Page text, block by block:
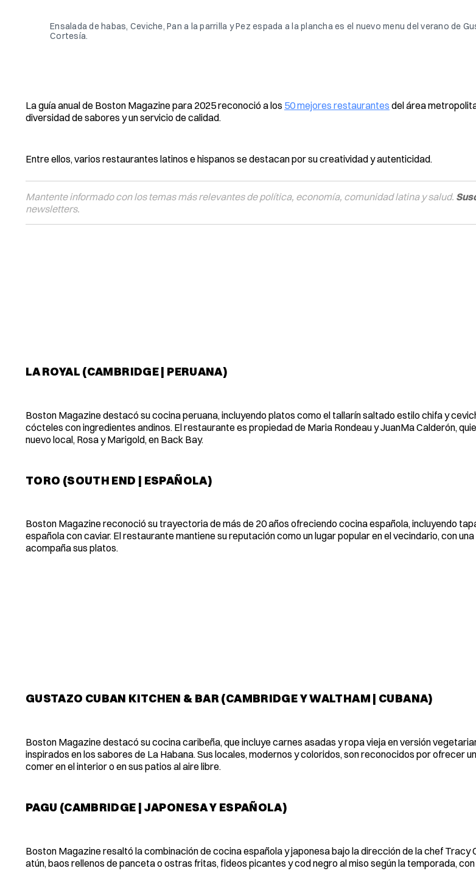
Ensalada de habas, Ceviche, Pan a la parrilla y Pez espada a la plancha es el nuevo menu del verano de
Cortesía.
La guía anual de Boston Magazine para 2025 reconoció a los 50 mejores restaurantes del área
diversidad de sabores y un servicio de calidad.
Entre ellos, varios restaurantes latinos e hispanos se destacan por su creatividad y autenticidad.
Mantente informado con los temas más relevantes de política, economía, comunidad latina y salud.
newsletters.
LA ROYAL (CAMBRIDGE | PERUANA)
Boston Magazine destacó su cocina peruana, incluyendo platos como el tallarín saltado estilo chifa y
cócteles con ingredientes andinos. El restaurante es propiedad de Maria Rondeau y JuanMa Calderón,
nuevo local, Rosa y Marigold, en Back Bay.
TORO (SOUTH END | ESPAÑOLA)
Boston Magazine reconoció su trayectoria de más de 20 años ofreciendo cocina española, incluyendo
española con caviar. El restaurante mantiene su reputación como un lugar popular en el vecindario, con
acompaña sus platos.
GUSTAZO CUBAN KITCHEN & BAR (CAMBRIDGE Y WALTHAM | CUBANA)
Boston Magazine destacó su cocina caribeña, que incluye carnes asadas y ropa vieja en versión
inspirados en los sabores de La Habana. Sus locales, modernos y coloridos, son reconocidos por ofrecer
comer en el interior o en sus patios al aire libre.
PAGU (CAMBRIDGE | JAPONESA Y ESPAÑOLA)
Boston Magazine resaltó la combinación de cocina española y japonesa bajo la dirección de la chef Tracy
atún, baos rellenos de panceta o ostras fritas, fideos picantes y cod negro al miso según la temporada,